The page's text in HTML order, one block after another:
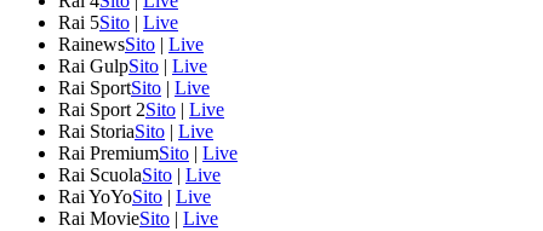
Rai 5Sito | Live
RainewsSito | Live
Rai GulpSito | Live
Rai SportSito | Live
Rai Sport 2Sito | Live
Rai StoriaSito | Live
Rai PremiumSito | Live
Rai ScuolaSito | Live
Rai YoYoSito | Live
Rai MovieSito | Live